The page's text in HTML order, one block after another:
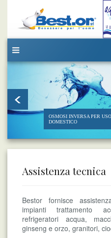
OSMOSI INVERSA PER USO
DOMESTICO
Assistenza tecnica
Bestor fornisce
impianti trattamento
refrigeratori acqua,
ginseng e orzo, granitori,